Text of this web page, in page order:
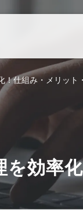
！仕組み・メリット
効率